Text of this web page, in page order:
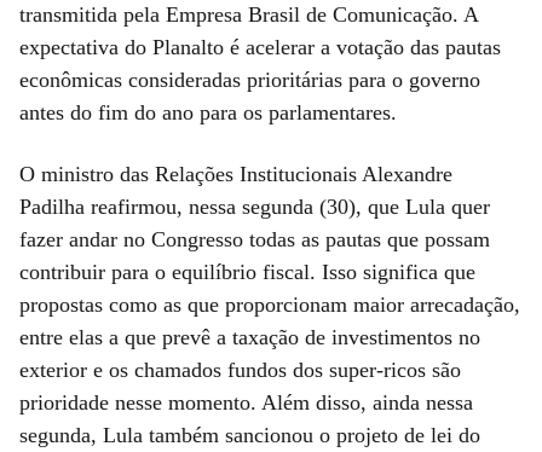
transmitida pela Empresa Brasil de Comunicação. A
expectativa do Planalto é acelerar a votação das pautas
econômicas consideradas prioritárias para o governo
antes do fim do ano para os parlamentares.
O ministro das Relações Institucionais Alexandre
Padilha reafirmou, nessa segunda (30), que Lula quer
fazer andar no Congresso todas as pautas que possam
contribuir para o equilíbrio fiscal. Isso significa que
propostas como as que proporcionam maior arrecadação,
entre elas a que prevê a taxação de investimentos no
exterior e os chamados fundos dos super-ricos são
prioridade nesse momento. Além disso, ainda nessa
segunda, Lula também sancionou o projeto de lei do